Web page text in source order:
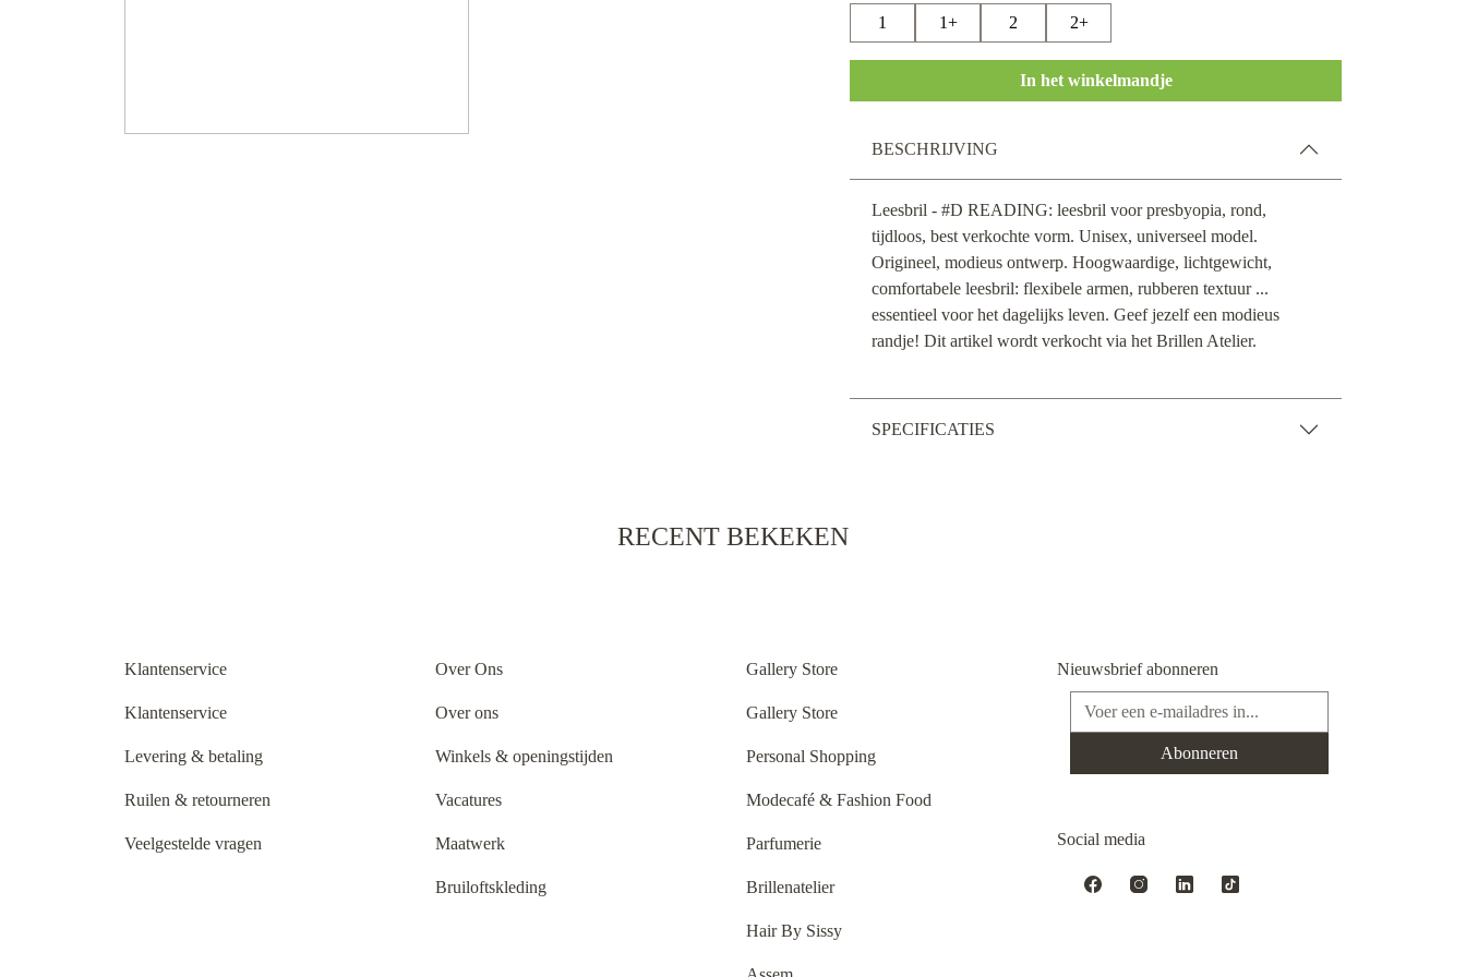
1 1+ 2 2+
In het winkelmandje
BESCHRIJVING
Leesbril - #D READING: leesbril voor presbyopia, rond,
tijdloos, best verkochte vorm. Unisex, universeel model.
Origineel, modieus ontwerp. Hoogwaardige, lichtgewicht,
comfortabele leesbril: flexibele armen, rubberen textuur ...
essentieel voor het dagelijks leven. Geef jezelf een modieus
randje! Dit artikel wordt verkocht via het Brillen Atelier.
SPECIFICATIES
RECENT BEKEKEN
Klantenservice
Klantenservice
Levering & betaling
Ruilen & retourneren
Veelgestelde vragen
Over Ons
Over ons
Winkels & openingstijden
Vacatures
Maatwerk
Bruiloftskleding
Gallery Store
Gallery Store
Personal Shopping
Modecafé & Fashion Food
Parfumerie
Brillenatelier
Hair By Sissy
Nieuwsbrief abonneren
E-mailadres*
Abonneren
Social media